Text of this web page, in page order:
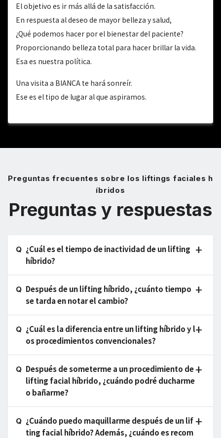
El objetivo es ir más allá de la satisfacción.
En respuesta al deseo de mayor belleza y salud,
¿Qué podemos hacer por el bienestar del paciente?
Proporcionando belleza total para hacer brillar la vida.
Esa es nuestra política.
Una visita a BIANCA te hará sonreír.
Ese es el tipo de lugar al que aspiramos.
Preguntas frecuentes sobre los liftings faciales h
íbridos
Preguntas y respuestas
¿Cuál es el tiempo de inactividad de un lifting
híbrido?
Después de un lifting híbrido, ¿cuánto tiempo
se tarda en notar el cambio?
¿Cuál es la diferencia entre un lifting híbrido y l
os procedimientos convencionales?
Después de someterme a un procedimiento de
lifting facial híbrido, ¿cuándo podré ducharme
o bañarme?
¿Cuándo puedo maquillarme después de un lif
ting facial híbrido? Además, ¿cuándo es recom